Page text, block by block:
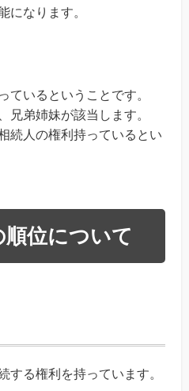
になります。
ているということです。
兄弟姉妹が該当します。
続人の権利持っているとい
位について
する権利を持っています。